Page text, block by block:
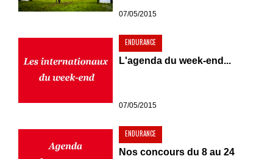
07/05/2015
ENDURANCE
L'agenda du week-end...
07/05/2015
ENDURANCE
Nos concours du 8 au 24